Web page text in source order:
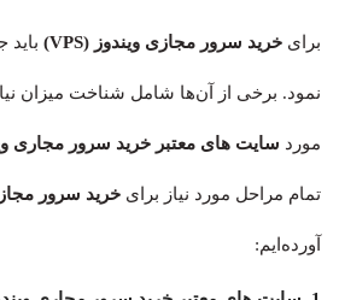
برای خرید سرور مجازی ویندوز (VPS)
نمود. برخی از آن‌ها شامل شناخت میزان
مورد سایت‌ های معتبر خرید سرور مجاری
تمام مراحل مورد نیاز برای خرید سرور
آورده‌ایم: